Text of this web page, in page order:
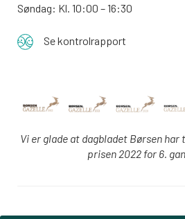
Søndag: Kl. 10:00 – 16:30
Se kontrolrapport
Vi er glade at dagbladet Børsen
prisen 2022 for 6.